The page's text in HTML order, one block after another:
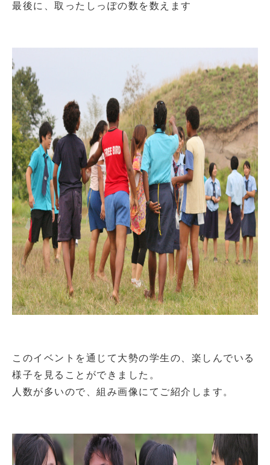
最後に、取ったしっぽの数を数えます
このイベントを通じて大勢の学生の、楽しんでいる
様子を見ることができました。
人数が多いので、組み画像にてご紹介します。